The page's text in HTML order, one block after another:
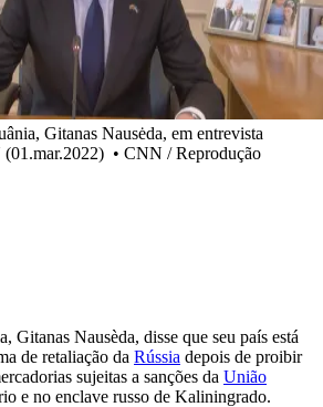
Gitanas Nausėda, em entrevista
• CNN / Reprodução
Gitanas Nausèda, disse que seu país está
de retaliação da Rússia depois de proibir
sujeitas a sanções da União
e no enclave russo de Kaliningrado.